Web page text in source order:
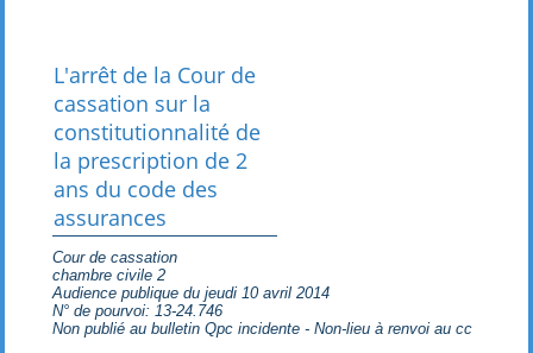
L'arrêt de la Cour de
cassation sur la
constitutionnalité de
la prescription de 2
ans du code des
assurances
Cour de cassation
chambre civile 2
Audience publique du jeudi 10 avril 2014
N° de pourvoi: 13-24.746
Non publié au bulletin Qpc incidente - Non-lieu à renvoi au cc